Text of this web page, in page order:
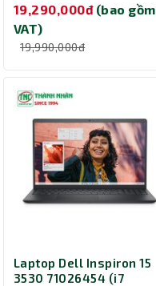
120U/ Ram 8GB/ SSD
512GB/ 14 inch/ Ubuntu/
2Y/ Silver)
19,290,000đ (bao gồm
VAT)
19,990,000đ
Laptop Dell Inspiron 15
3530 71026454 (i7